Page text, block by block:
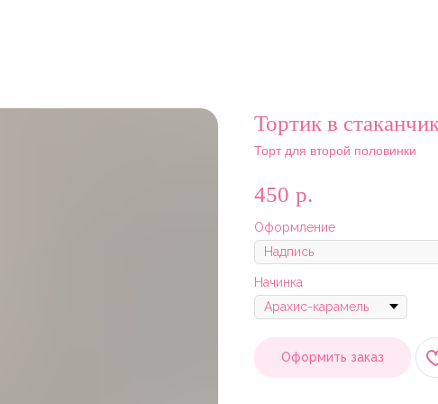
Тортик в
Торт для второй половинки
450 р.
Оформление
Начинка
Оформить заказ